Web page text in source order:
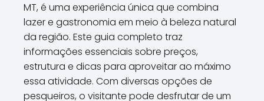
MT, é uma experiência única que combina
lazer e gastronomia em meio à beleza natural
da região. Este guia completo traz
informações essenciais sobre preços,
estrutura e dicas para aproveitar ao máximo
essa atividade. Com diversas opções de
pesqueiros, o visitante pode desfrutar de um